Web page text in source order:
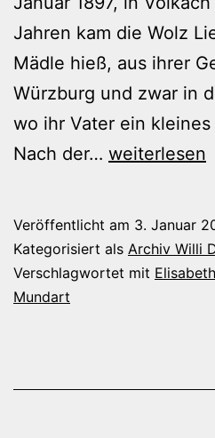
Jahren kam die Wolz
Mädle hieß, aus ihrer
Würzburg und zwar in
wo ihr Vater ein
Nach der… Elisabeth
Aus
dem
Dürrnagel
weiterlesen
Veröffentlicht am 3. Januar
Kategorisiert als Archiv Willi
Verschlagwortet mit
Mundart